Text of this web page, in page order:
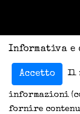
Informativa e
Accetto Il
informazioni
fornire